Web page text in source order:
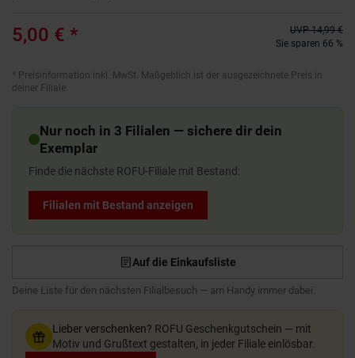
5,00 € * UVP 14,99 €
Sie sparen 66 %
* Preisinformation inkl. MwSt. Maßgeblich ist der ausgezeichnete Preis in
deiner Filiale.
Nur noch in 3 Filialen — sichere dir dein
Exemplar
Finde die nächste ROFU-Filiale mit Bestand:
Filialen mit Bestand anzeigen
Auf die Einkaufsliste
Deine Liste für den nächsten Filialbesuch — am Handy immer dabei.
Lieber verschenken? ROFU Geschenkgutschein — mit
Motiv und Grußtext gestalten, in jeder Filiale einlösbar.